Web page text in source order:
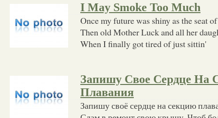
I May Smoke Too Much
Once my future was shiny as the seat
Then old Mother Luck and all her
When I finally got tired of just sittin'
Запишу Свое Сердце На
Плавания
Запишу своё сердце на секцию